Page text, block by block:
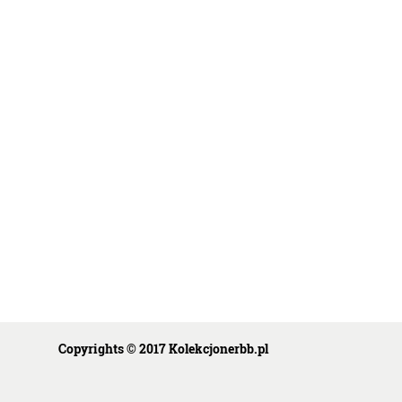
Copyrights © 2017 Kolekcjonerbb.pl